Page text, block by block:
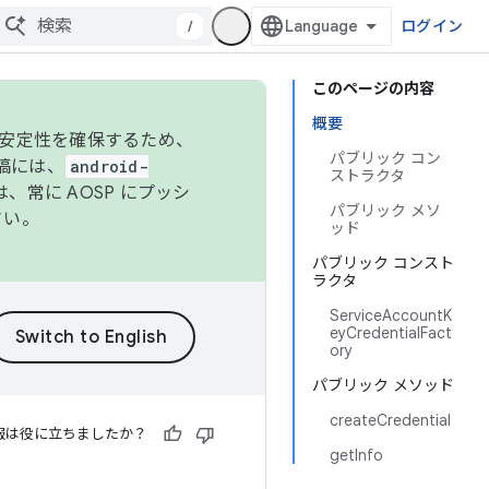
/ ログイン
このページの内容
概要
パブリック コン
ストラクタ
パブリック メソ
ッド
パブリック コンスト
ラクタ
ServiceAccountK
eyCredentialFact
ory
パブリック メソッド
createCredential
getInfo
性を確保するため、
は、
android-
常に AOSP にプッシ
。
は役に立ちましたか？